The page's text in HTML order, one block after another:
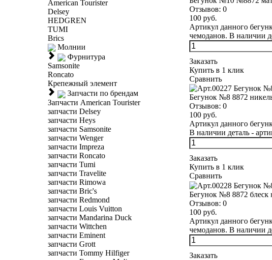
American Tourister
Delsey
HEDGREN
TUMI
Brics
Молнии
Фурнитура
Samsonite
Roncato
Крепежный элемент
Запчасти по брендам
Запчасти American Tourister
запчасти Delsey
запчасти Heys
запчасти Samsonite
запчасти Wenger
запчасти Impreza
запчасти Roncato
запчасти Tumi
запчасти Travelite
запчасти Rimowa
запчасти Bric's
запчасти Redmond
запчасти Louis Vuitton
запчасти Mandarina Duck
запчасти Wittchen
запчасти Eminent
запчасти Grott
запчасти Tommy Hilfiger
Отзывов: 0
100 руб.
Артикул данного
чемоданов. В наличии
Заказать
Купить в 1 клик
Сравнить
Бегунок №8 8872
Отзывов: 0
100 руб.
Артикул данного
В наличии деталь -
Заказать
Купить в 1 клик
Сравнить
Бегунок №8 8872 блеск
Отзывов: 0
100 руб.
Артикул данного
чемоданов. В наличии
Заказать